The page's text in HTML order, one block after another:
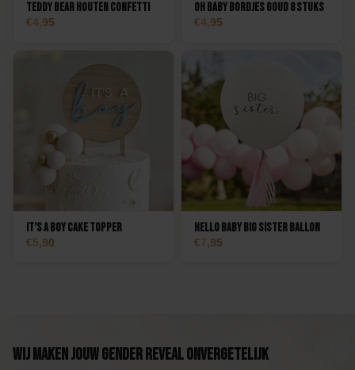
Teddy Bear Houten Confetti
4,95
Oh Baby Bordjes goud 8 stuks
4,95
It’s a Boy Cake Topper
5,90
Hello Baby Big Sister Ballon
7,95
Wij maken jouw Gender Reveal onvergetelijk